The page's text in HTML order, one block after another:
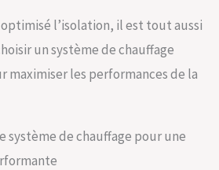
l’isolation, il est tout aussi
un système de chauffage
maximiser les performances de la
système de chauffage pour une